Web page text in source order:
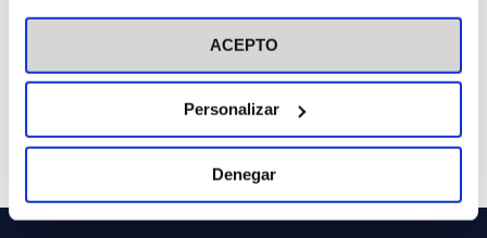
visitar nuestra Política de Cookies
ACEPTO
Personalizar
Denegar